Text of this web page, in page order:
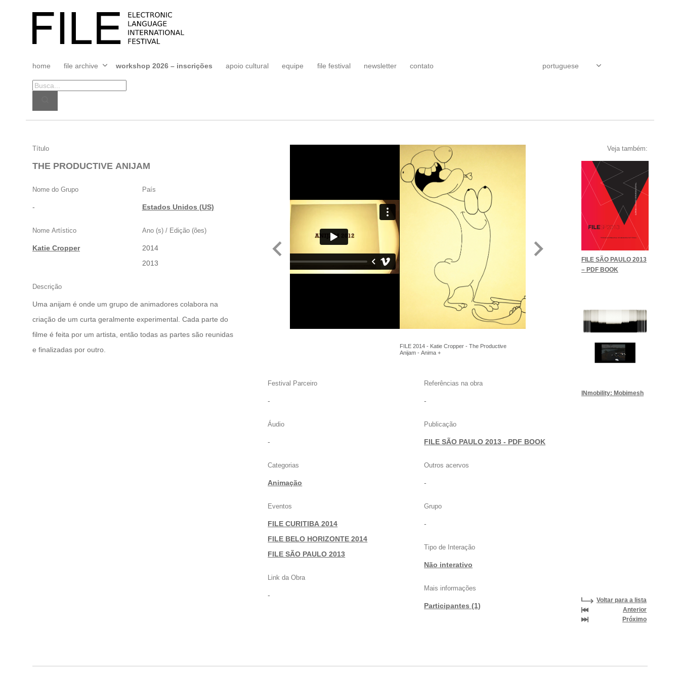
FILE
FESTIVAL
home file archive
Abrir
menu
workshop 2026 – inscrições apoio cultural equipe file festival newsletter contato
THE
PRODUCTIVE
Título
THE PRODUCTIVE ANIJAM
Nome do Grupo
-
Nome Artístico
Katie Cropper
País
Estados Unidos (US)
Ano (s) / Edição (ões)
2014
|2013
Descrição
Uma anijam é onde um grupo de animadores colabora na
criação de um curta geralmente experimental. Cada parte do
filme é feita por um artista, então todas as partes são reunidas
e finalizadas por outro.
FILE 2014 - Katie Cropper - The Productive
Anijam - Anima +
Festival Parceiro
-
Áudio
-
Categorias
Animação
Eventos
FILE CURITIBA 2014
|FILE BELO HORIZONTE 2014
|FILE SÃO PAULO 2013
Link da Obra
-
Referências na obra
-
Publicação
FILE SÃO PAULO 2013 - PDF BOOK
Outros acervos
-
Grupo
-
Tipo de Interação
Não interativo
Mais informações
Participantes (1)
Veja também:
FILE SÃO PAULO 2013
– PDF BOOK
INmobility: Mobimesh
Voltar para a lista
Anterior
Próximo